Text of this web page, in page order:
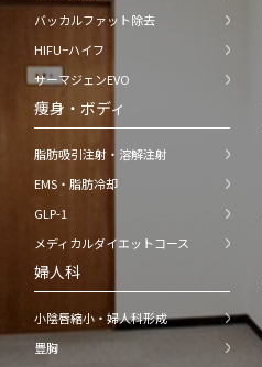
バッカルファット除去
HIFU−ハイフ
サーマジェンEVO
痩身・ボディ
脂肪吸引注射・溶解注射
EMS・脂肪冷却
GLP-1
メディカルダイエットコース
婦人科
小陰唇縮小・婦人科形成
豊胸